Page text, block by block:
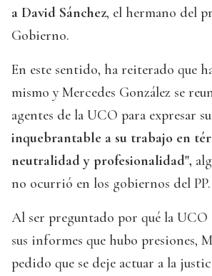
a David Sánchez, el hermano del
Gobierno.
En este sentido, ha reiterado que
mismo y Mercedes González se
agentes de la UCO para expresar su
inquebrantable a su trabajo en
neutralidad y profesionalidad",
no ocurrió en los gobiernos del PP.
Al ser preguntado por qué la UCO
sus informes que hubo presiones,
pedido que se deje actuar a la